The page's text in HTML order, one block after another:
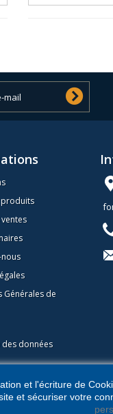
produits
Générales de
données
et l'écriture de
et sécuriser votre